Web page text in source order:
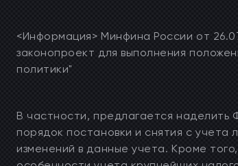
<Информация> Минфина России от
законопроект для выполнения
политики"
В частности, предлагается
порядок постановки и снятия с учета
изменений в данные учета. Кроме